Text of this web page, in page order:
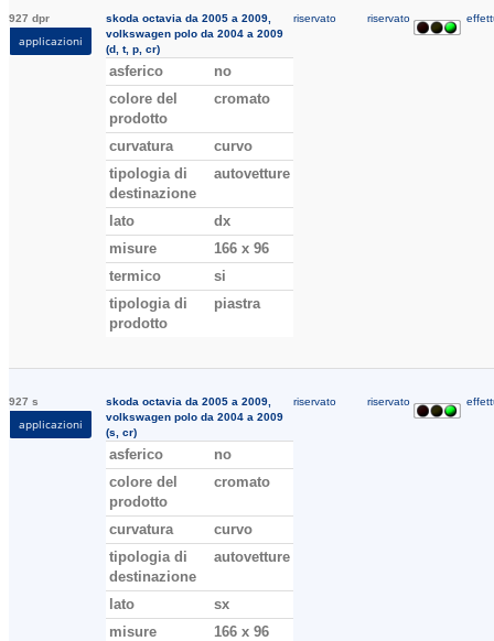
927 dpr
applicazioni
skoda octavia da 2005 a 2009,
volkswagen polo da 2004 a 2009
(d, t, p, cr)
asferico
no
colore del
prodotto
cromato
curvatura
curvo
tipologia di
destinazione
autovetture
lato
dx
misure
166 x 96
termico
si
tipologia di
prodotto
piastra
riservato riservato
927 s
applicazioni
skoda octavia da 2005 a 2009,
volkswagen polo da 2004 a 2009
(s, cr)
asferico
no
colore del
prodotto
cromato
curvatura
curvo
tipologia di
destinazione
autovetture
lato
sx
misure
166 x 96
riservato riservato